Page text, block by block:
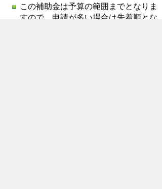
この補助金は予算の範囲までとなりま
すので、申請が多い場合は先着順とな